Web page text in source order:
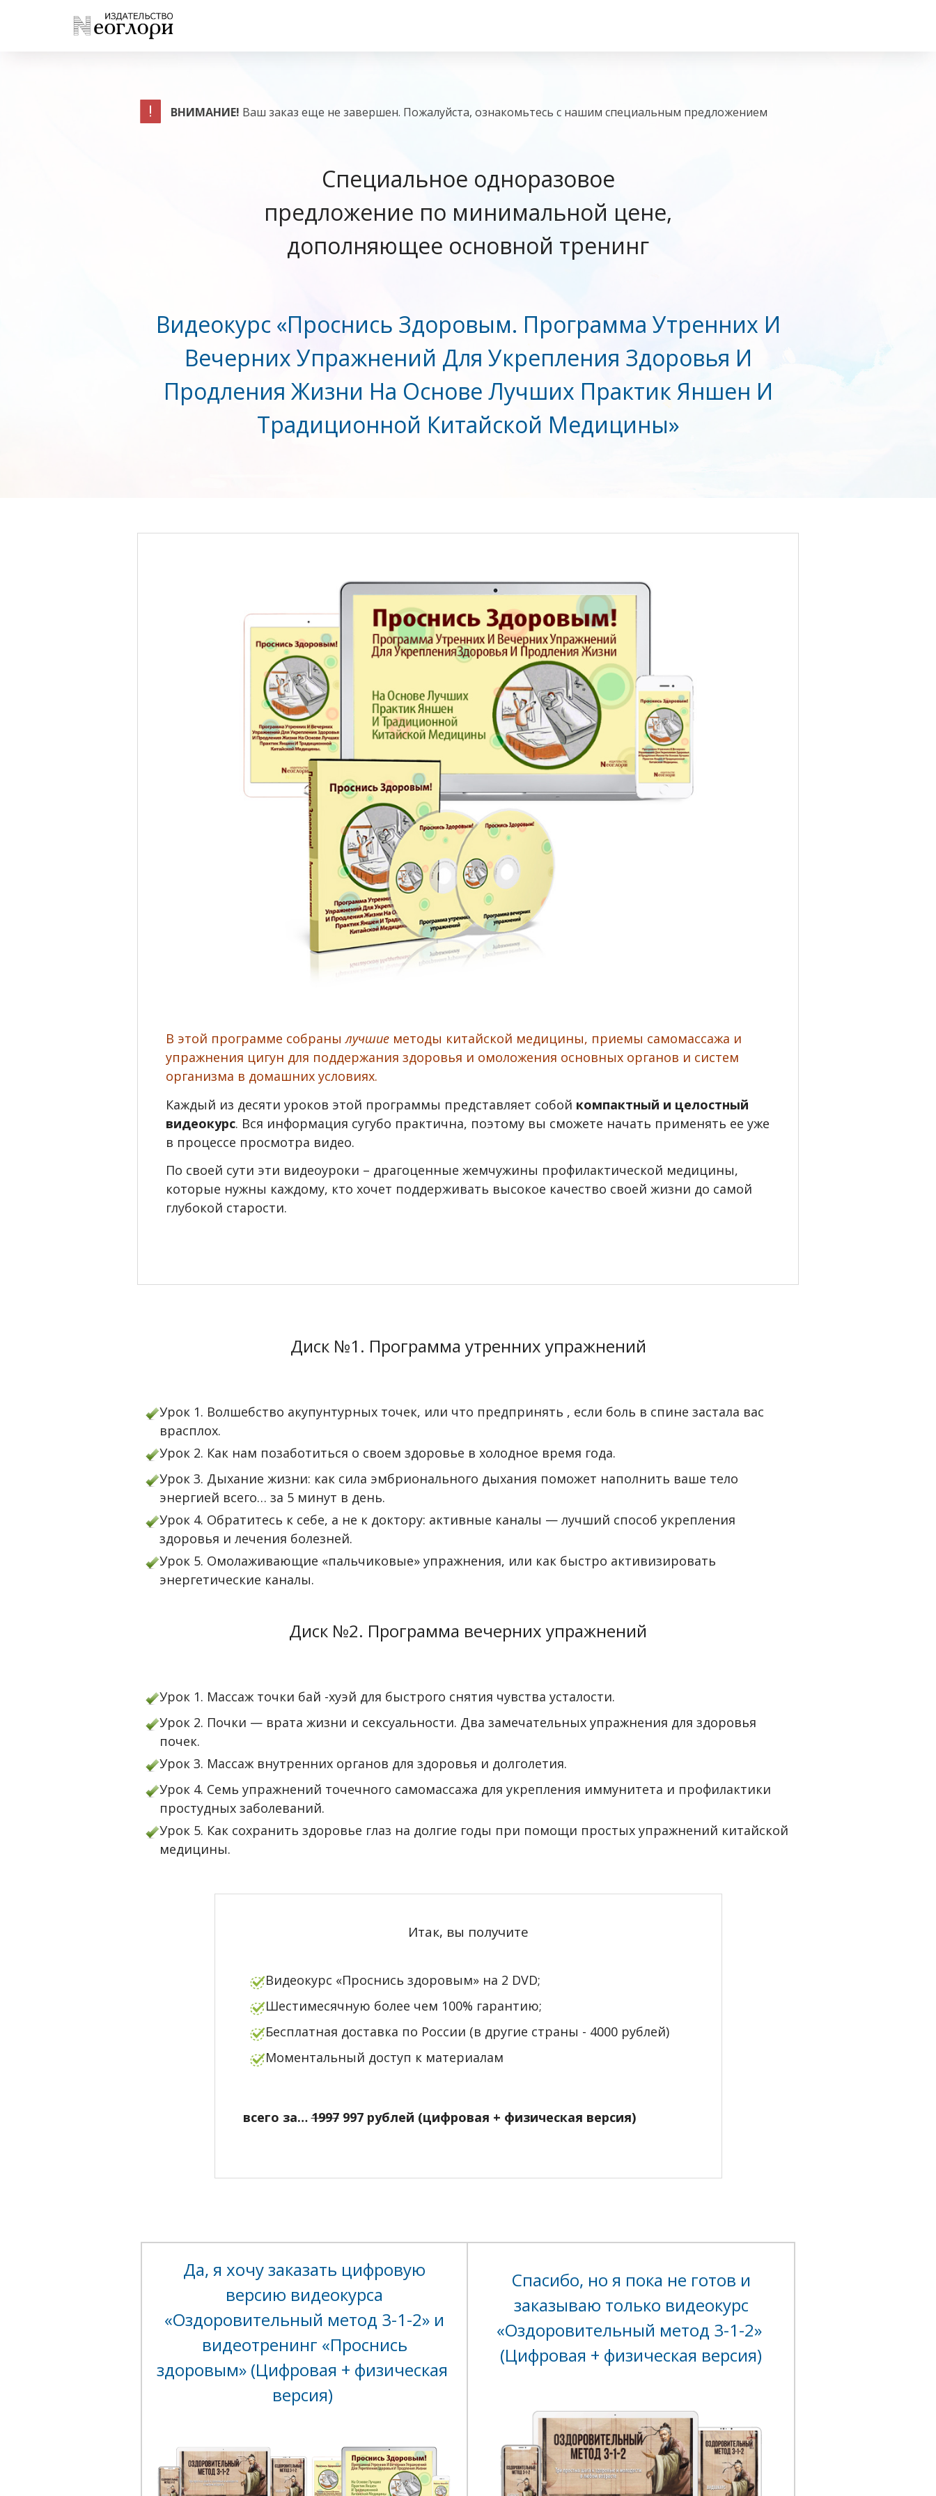
ВНИМАНИЕ! Ваш заказ еще не завершен. Пожалуйста, ознакомьтесь с нашим специальным предложением
Специальное одноразовое
предложение по минимальной цене,
дополняющее основной тренинг
Видеокурс «Проснись Здоровым. Программа Утренних И
Вечерних Упражнений Для Укрепления Здоровья И
Продления Жизни На Основе Лучших Практик Яншен И
Традиционной Китайской Медицины»
В этой программе собранылучшие методы китайской медицины, приемы самомассажа и
упражнения цигун для поддержания здоровья и омоложения основных органов и систем
организма в домашних условиях.
Каждый из десяти уроков этой программы представляет собой компактный и целостный
видеокурс. Вся информация сугубо практична, поэтому вы сможете начать применять ее уже
в процессе просмотра видео.
По своей сути эти видеоуроки – драгоценные жемчужины профилактической медицины,
которые нужны каждому, кто хочет поддерживать высокое качество своей жизни до самой
глубокой старости.
Диск №1. Программа утренних упражнений
Урок 1. Волшебство акупунтурных точек, или что предпринять , если боль в спине застала вас
врасплох.
Урок 2. Как нам позаботиться о своем здоровье в холодное время года.
Урок 3. Дыхание жизни: как сила эмбрионального дыхания поможет наполнить ваше тело
энергией всего… за 5 минут в день.
Урок 4. Обратитесь к себе, а не к доктору: активные каналы — лучший способ укрепления
здоровья и лечения болезней.
Урок 5. Омолаживающие «пальчиковые» упражнения, или как быстро активизировать
энергетические каналы.
Диск №2. Программа вечерних упражнений
Урок 1. Массаж точки бай -хуэй для быстрого снятия чувства усталости.
Урок 2. Почки — врата жизни и сексуальности. Два замечательных упражнения для здоровья
почек.
Урок 3. Массаж внутренних органов для здоровья и долголетия.
Урок 4. Семь упражнений точечного самомассажа для укрепления иммунитета и профилактики
простудных заболеваний.
Урок 5. Как сохранить здоровье глаз на долгие годы при помощи простых упражнений китайской
медицины.
Итак, вы получите
Видеокурс «Проснись здоровым» на 2 DVD;
Шестимесячную более чем 100% гарантию;
Бесплатная доставка по России (в другие страны - 4000 рублей)
Моментальный доступ к материалам
всего за…1997997 рублей (цифровая + физическая версия)
Да, я хочу заказать цифровую
версию видеокурса
«Оздоровительный метод 3-1-2» и
видеотренинг «Проснись
здоровым» (Цифровая + физическая
версия)
Спасибо, но я пока не готов и
заказываю только видеокурс
«Оздоровительный метод 3-1-2»
(Цифровая + физическая версия)